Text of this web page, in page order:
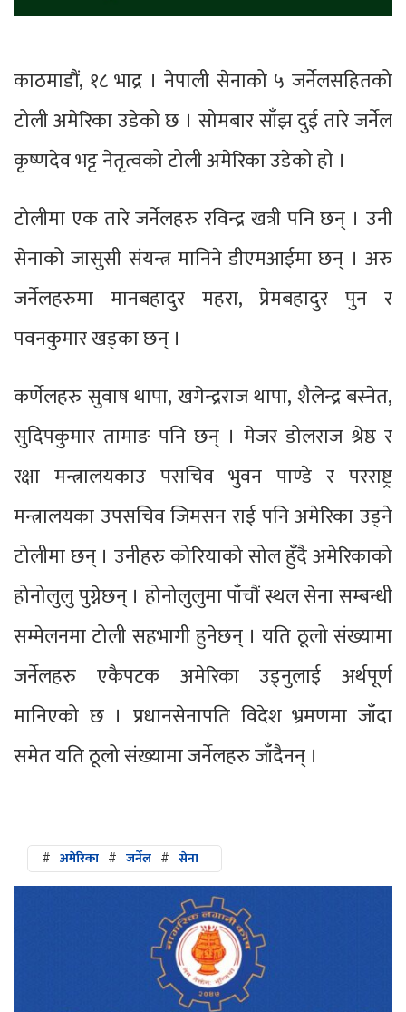
काठमाडौं, १८ भाद्र । नेपाली सेनाको ५ जर्नेलसहितको
टोली अमेरिका उडेको छ । सोमबार साँझ दुई तारे जर्नेल
कृष्णदेव भट्ट नेतृत्वको टोली अमेरिका उडेको हो ।
टोलीमा एक तारे जर्नेलहरु रविन्द्र खत्री पनि छन् । उनी
सेनाको जासुसी संयन्त्र मानिने डीएमआईमा छन् । अरु
जर्नेलहरुमा मानबहादुर महरा, प्रेमबहादुर पुन र
पवनकुमार खड्का छन् ।
कर्णेलहरु सुवाष थापा, खगेन्द्रराज थापा, शैलेन्द्र बस्नेत,
सुदिपकुमार तामाङ पनि छन् । मेजर डोलराज श्रेष्ठ र
रक्षा मन्त्रालयकाउ पसचिव भुवन पाण्डे र परराष्ट्र
मन्त्रालयका उपसचिव जिमसन राई पनि अमेरिका उड्ने
टोलीमा छन् । उनीहरु कोरियाको सोल हुँदै अमेरिकाको
होनोलुलु पुग्नेछन् । होनोलुलुमा पाँचौं स्थल सेना सम्बन्धी
सम्मेलनमा टोली सहभागी हुनेछन् । यति ठूलो संख्यामा
जर्नेलहरु एकैपटक अमेरिका उड्नुलाई अर्थपूर्ण
मानिएको छ । प्रधानसेनापति विदेश भ्रमणमा जाँदा
समेत यति ठूलो संख्यामा जर्नेलहरु जाँदैनन् ।
# अमेरिका # जर्नेल # सेना